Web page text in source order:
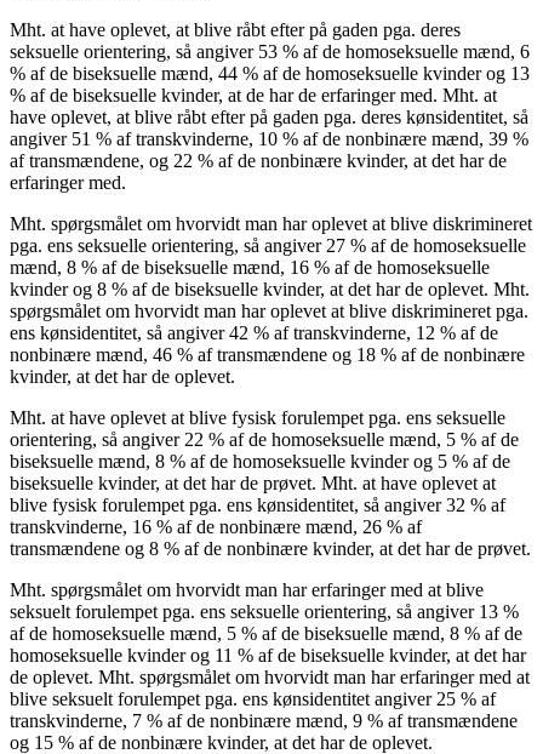
Mht. at have oplevet, at blive råbt efter på gaden pga. deres
seksuelle orientering, så angiver 53 % af de homoseksuelle mænd, 6
% af de biseksuelle mænd, 44 % af de homoseksuelle kvinder og 13
% af de biseksuelle kvinder, at de har de erfaringer med. Mht. at
have oplevet, at blive råbt efter på gaden pga. deres kønsidentitet, så
angiver 51 % af transkvinderne, 10 % af de nonbinære mænd, 39 %
af transmændene, og 22 % af de nonbinære kvinder, at det har de
erfaringer med.
Mht. spørgsmålet om hvorvidt man har oplevet at blive diskrimineret
pga. ens seksuelle orientering, så angiver 27 % af de homoseksuelle
mænd, 8 % af de biseksuelle mænd, 16 % af de homoseksuelle
kvinder og 8 % af de biseksuelle kvinder, at det har de oplevet. Mht.
spørgsmålet om hvorvidt man har oplevet at blive diskrimineret pga.
ens kønsidentitet, så angiver 42 % af transkvinderne, 12 % af de
nonbinære mænd, 46 % af transmændene og 18 % af de nonbinære
kvinder, at det har de oplevet.
Mht. at have oplevet at blive fysisk forulempet pga. ens seksuelle
orientering, så angiver 22 % af de homoseksuelle mænd, 5 % af de
biseksuelle mænd, 8 % af de homoseksuelle kvinder og 5 % af de
biseksuelle kvinder, at det har de prøvet. Mht. at have oplevet at
blive fysisk forulempet pga. ens kønsidentitet, så angiver 32 % af
transkvinderne, 16 % af de nonbinære mænd, 26 % af
transmændene og 8 % af de nonbinære kvinder, at det har de prøvet.
Mht. spørgsmålet om hvorvidt man har erfaringer med at blive
seksuelt forulempet pga. ens seksuelle orientering, så angiver 13 %
af de homoseksuelle mænd, 5 % af de biseksuelle mænd, 8 % af de
homoseksuelle kvinder og 11 % af de biseksuelle kvinder, at det har
de oplevet. Mht. spørgsmålet om hvorvidt man har erfaringer med at
blive seksuelt forulempet pga. ens kønsidentitet angiver 25 % af
transkvinderne, 7 % af de nonbinære mænd, 9 % af transmændene
og 15 % af de nonbinære kvinder, at det har de oplevet.